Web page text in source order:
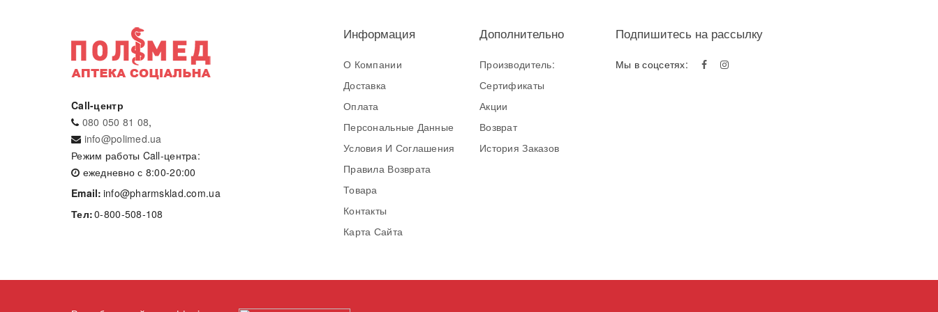
Call-центр
080 050 81 08,
info@polimed.ua
Режим работы Call-центра:
ежедневно с 8:00-20:00
Email: info@pharmsklad.com.ua
Тел:0-800-508-108
Информация
О Компании
Доставка
Оплата
Персональные Данные
Условия И Соглашения
Правила Возврата
Товара
Контакты
Карта Сайта
Дополнительно
Производитель:
Сертификаты
Акции
Возврат
История Заказов
Подпишитесь на рассылку
Мы в соцсетях: